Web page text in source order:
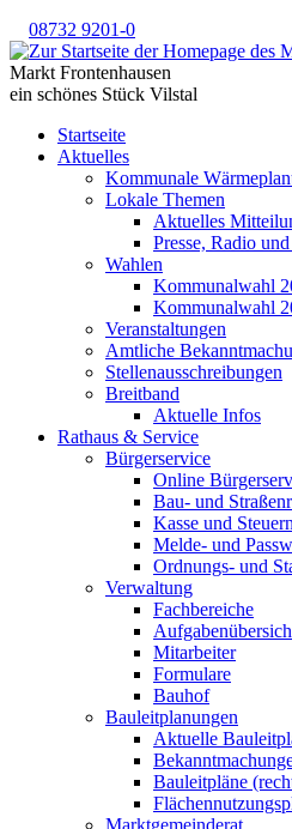
08732 9201-0
Markt Frontenhausen
ein schönes Stück Vilstal
Startseite
Aktuelles
Kommunale
Lokale Themen
Aktuelles
Presse, Radio
Wahlen
Kommunalwahl
Kommunalwahl
Veranstaltungen
Amtliche
Stellenausschreibungen
Breitband
Aktuelle Infos
Rathaus & Service
Bürgerservice
Online
Bau- und
Kasse und Steuern
Melde- und
Ordnungs- und
Verwaltung
Fachbereiche
Mitarbeiter
Formulare
Bauhof
Bauleitplanungen
Aktuelle
Bauleitpläne
Marktgemeinderat